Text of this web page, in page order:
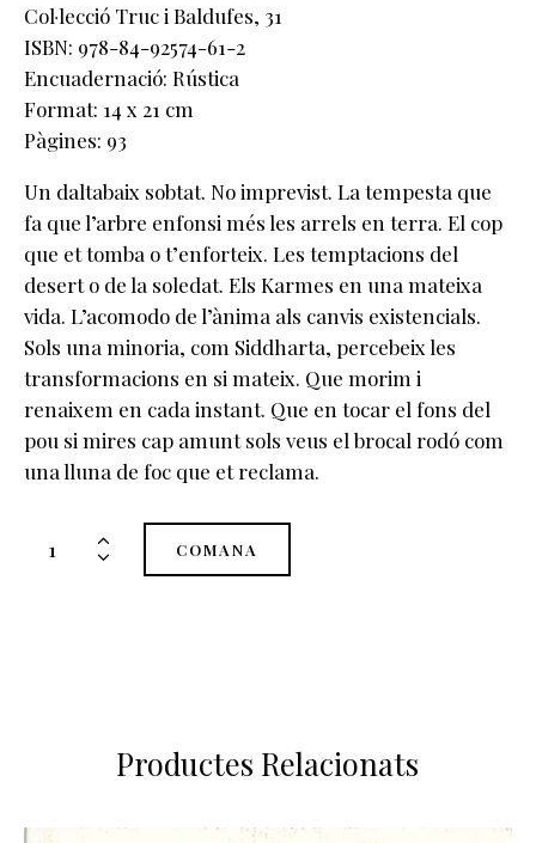
Col·lecció Truc i Baldufes, 31
ISBN: 978-84-92574-61-2
Encuadernació: Rústica
Format: 14 x 21 cm
Pàgines: 93
Un daltabaix sobtat. No imprevist. La tempesta que
fa que l’arbre enfonsi més les arrels en terra. El cop
que et tomba o t’enforteix. Les temptacions del
desert o de la soledat. Els Karmes en una mateixa
vida. L’acomodo de l’ànima als canvis existencials.
Sols una minoria, com Siddharta, percebeix les
transformacions en si mateix. Que morim i
renaixem en cada instant. Que en tocar el fons del
pou si mires cap amunt sols veus el brocal rodó com
una lluna de foc que et reclama.
quantitat
COMANA
Productes Relacionats